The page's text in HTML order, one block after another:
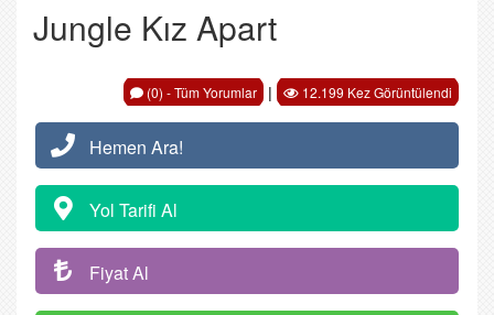
Jungle Kız Apart
(0) - Tüm Yorumlar | 12.199 Kez Görüntülendi
Hemen Ara!
Yol Tarifi Al
Fiyat Al